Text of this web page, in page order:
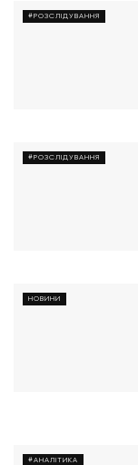
#РОЗСЛІДУВАННЯ
#РОЗСЛІДУВАННЯ
НОВИНИ
#АНАЛІТИКА